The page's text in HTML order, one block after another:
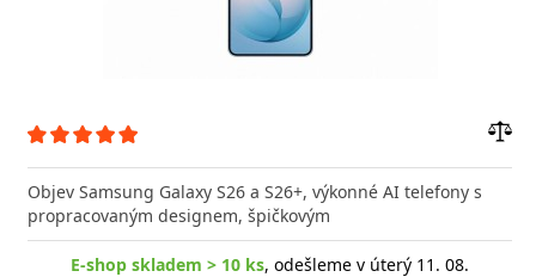
Objev Samsung Galaxy S26 a S26+, výkonné AI telefony s
propracovaným designem, špičkovým
E-shop skladem > 10 ks, odešleme v úterý 11. 08.